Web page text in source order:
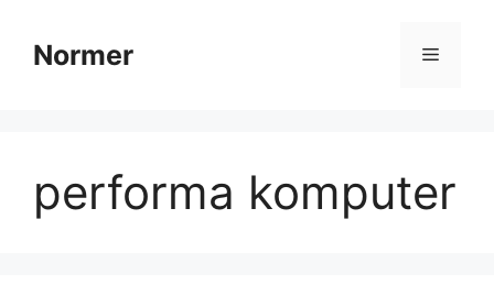
contentNormer Menu
performa komputer